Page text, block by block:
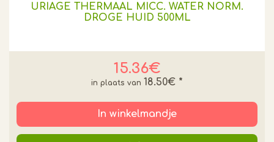
URIAGE THERMAAL MICC. WATER NORM.
DROGE HUID 500ML
15.36€
18.50€ *
In winkelmandje